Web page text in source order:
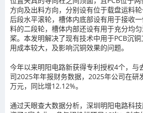
方向及出料方向，分别设有位于载盘运料
后段水平滚轮，槽体内底部设有用于接收
料的二段轮，槽体内部还设有用于充分均
桨。本发明解决了现有技术中用于PCB沉
用成本较大，及影响沉铜效果的问题。
今年以来明阳电路新获得专利授权4个，与
司2025年年报财务数据，2025年公司在研
万元，同比增12.12%。
通过天眼查大数据分析，深圳明阳电路科